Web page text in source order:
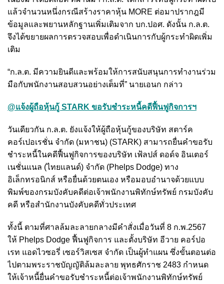
แล้วจำนวนหนึ่งกรณีสร้างราคาหุ้น MORE ต่อมาปรากฎมี
ข้อมูลและพยานหลักฐานเพิ่มเติมจาก บก.ปอศ. ดังนั้น ก.ล.ต.
จึงได้ขยายผลการตรวจสอบเพื่อดำเนินการกับผู้กระทำผิดเพิ่ม
เติม
“ก.ล.ต. มีความยินดีและพร้อมให้การสนับสนุนการทำงานร่วม
มือกับพนักงานสอบสวนอย่างเต็มที่” นายเอนก กล่าว
@แจ้งผู้ถือหุ้นกู้ STARK ขอรับชำระหนี้คดีฟื้นฟูกิจการฯ
วันเดียวกัน ก.ล.ต. ยังแจ้งให้ผู้ถือหุ้นกู้ของบริษัท สตาร์ค
คอร์เปอเรชั่น จำกัด (มหาชน) (STARK) สามารถยื่นคำขอรับ
ชำระหนี้ในคดีฟื้นฟูกิจการของบริษัท เฟ้ลปส์ ดอด์จ อินเตอร์
เนชั่นแนล (ไทยแลนด์) จำกัด (Phelps Dodge) ทาง
อิเล็กทรอนิกส์ หรือยื่นด้วยตนเอง หรือมอบอำนาจด้วยแบบ
พิมพ์ของกรมบังคับคดีต่อเจ้าพนักงานพิทักษ์ทรัพย์ กรมบังคับ
คดี หรือสำนักงานบังคับคดีทั่วประเทศ
ทั้งนี้ ตามที่ศาลล้มละลายกลางมีคำสั่งเมื่อวันที่ 8 ก.พ.2567
ให้ Phelps Dodge ฟื้นฟูกิจการ และตั้งบริษัท อีวาย คอร์ปอ
เรท แอดไวซอรี่ เซอร์วิสเซส จำกัด เป็นผู้ทำแผน ซึ่งขั้นตอนต่อ
ไปตามพระราชบัญญัติล้มละลาย พุทธศักราช 2483 กำหนด
ให้เจ้าหนี้ยื่นคำขอรับชำระหนี้ต่อเจ้าพนักงานพิทักษ์ทรัพย์